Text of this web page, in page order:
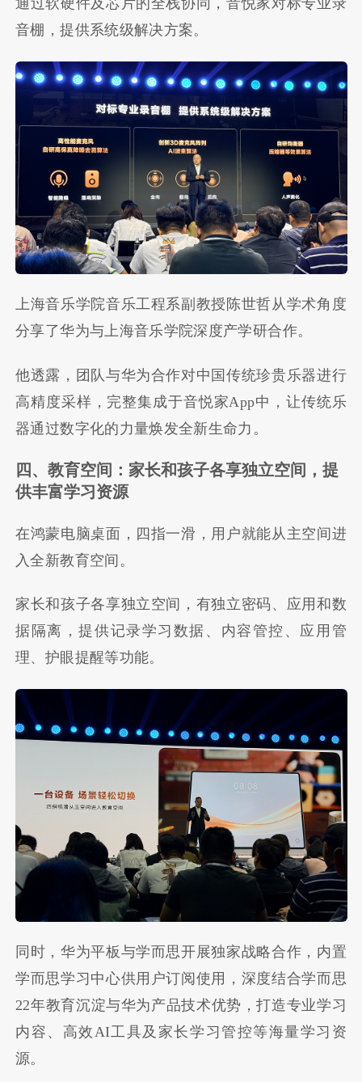
通过软硬件及芯片的全栈协同，音悦家对标专业录
音棚，提供系统级解决方案。
上海音乐学院音乐工程系副教授陈世哲从学术角度
分享了华为与上海音乐学院深度产学研合作。
他透露，团队与华为合作对中国传统珍贵乐器进行
高精度采样，完整集成于音悦家App中，让传统乐
器通过数字化的力量焕发全新生命力。
四、教育空间：家长和孩子各享独立空间，提
供丰富学习资源
在鸿蒙电脑桌面，四指一滑，用户就能从主空间进
入全新教育空间。
家长和孩子各享独立空间，有独立密码、应用和数
据隔离，提供记录学习数据、内容管控、应用管
理、护眼提醒等功能。
同时，华为平板与学而思开展独家战略合作，内置
学而思学习中心供用户订阅使用，深度结合学而思
22年教育沉淀与华为产品技术优势，打造专业学习
内容、高效AI工具及家长学习管控等海量学习资
源。